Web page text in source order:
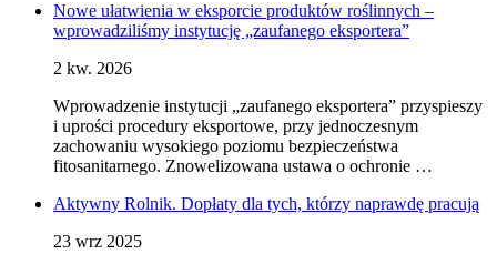
Nowe ułatwienia w eksporcie produktów roślinnych –
wprowadziliśmy instytucję „zaufanego eksportera”
2 kw. 2026
Wprowadzenie instytucji „zaufanego eksportera” przyspieszy
i uprości procedury eksportowe, przy jednoczesnym
zachowaniu wysokiego poziomu bezpieczeństwa
fitosanitarnego. Znowelizowana ustawa o ochronie …
Aktywny Rolnik. Dopłaty dla tych, którzy naprawdę pracują
23 wrz 2025